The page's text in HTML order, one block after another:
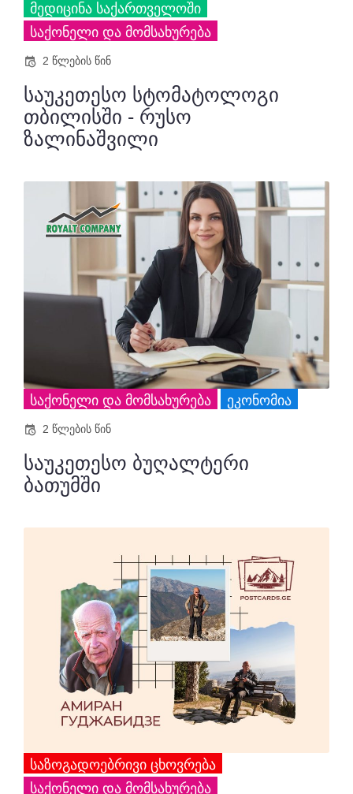
ᲛᲔᲓᲘᲪᲘᲜᲐ ᲡᲐᲥᲐᲠᲗᲕᲔᲚᲝᲨᲘ
ᲡᲐᲥᲝᲜᲔᲚᲘ ᲓᲐ ᲛᲝᲛᲡᲐᲮᲣᲠᲔᲑᲐ
2 წლების წინ
საუკეთესო სტომატოლოგი
თბილისში - რუსო
ზალინაშვილი
ᲡᲐᲥᲝᲜᲔᲚᲘ ᲓᲐ ᲛᲝᲛᲡᲐᲮᲣᲠᲔᲑᲐ ᲔᲙᲝᲜᲝᲛᲘᲐ
2 წლების წინ
საუკეთესო ბუღალტერი
ბათუმში
ᲡᲐᲖᲝᲒᲐᲓᲝᲔᲑᲠᲘᲕᲘ ᲪᲮᲝᲕᲠᲔᲑᲐ
ᲡᲐᲥᲝᲜᲔᲚᲘ ᲓᲐ ᲛᲝᲛᲡᲐᲮᲣᲠᲔᲑᲐ